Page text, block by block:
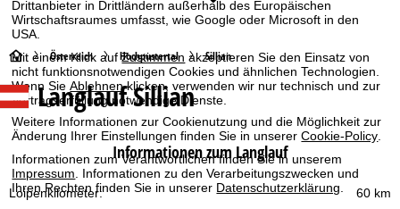
Drittanbieter in Drittländern außerhalb des Europäischen
Wirtschaftsraumes umfasst, wie Google oder Microsoft in den
USA.
Mit einem Klick aufZustimmen akzeptieren Sie den Einsatz von
nicht funktionsnotwendigen Cookies und ähnlichen Technologien.
Wenn SieAblehnenklicken, verwenden wir nur technisch und zur
Vertragserfüllung notwendige Dienste.
Weitere Informationen zur Cookienutzung und die Möglichkeit zur
Änderung Ihrer Einstellungen finden Sie in unsererCookie-Policy.
Informationen zum Verantwortlichen finden Sie in unserem
Impressum. Informationen zu den Verarbeitungszwecken und
Ihren Rechten finden Sie in unserer Datenschutzerklärung.
S
t
a
r
t
Österreich Hochpustertal Sillian
Langlauf Sillian
Informationen zum Langlauf
60 km
Loipenkilometer: